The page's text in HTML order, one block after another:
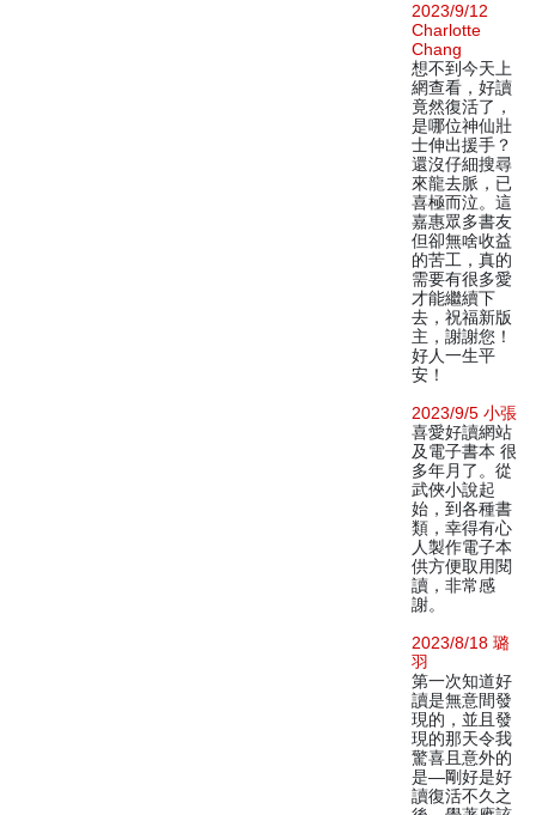
2023/9/12
Charlotte
Chang
想不到今天上
網查看，好讀
竟然復活了，
是哪位神仙壯
士伸出援手？
還沒仔細搜尋
來龍去脈，已
喜極而泣。這
嘉惠眾多書友
但卻無啥收益
的苦工，真的
需要有很多愛
才能繼續下
去，祝福新版
主，謝謝您！
好人一生平
安！
2023/9/5 小張
喜愛好讀網站
及電子書本 很
多年月了。從
武俠小說起
始，到各種書
類，幸得有心
人製作電子本
供方便取用閱
讀，非常感
謝。
2023/8/18 璐
羽
第一次知道好
讀是無意間發
現的，並且發
現的那天令我
驚喜且意外的
是—剛好是好
讀復活不久之